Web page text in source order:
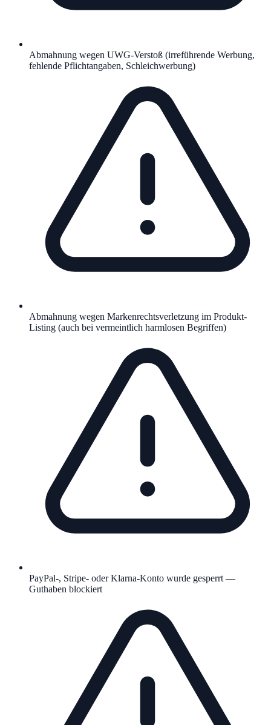
Abmahnung wegen UWG-Verstoß (irreführende Werbung,
fehlende Pflichtangaben, Schleichwerbung)
Abmahnung wegen Markenrechtsverletzung im Produkt-
Listing (auch bei vermeintlich harmlosen Begriffen)
PayPal-, Stripe- oder Klarna-Konto wurde gesperrt —
Guthaben blockiert